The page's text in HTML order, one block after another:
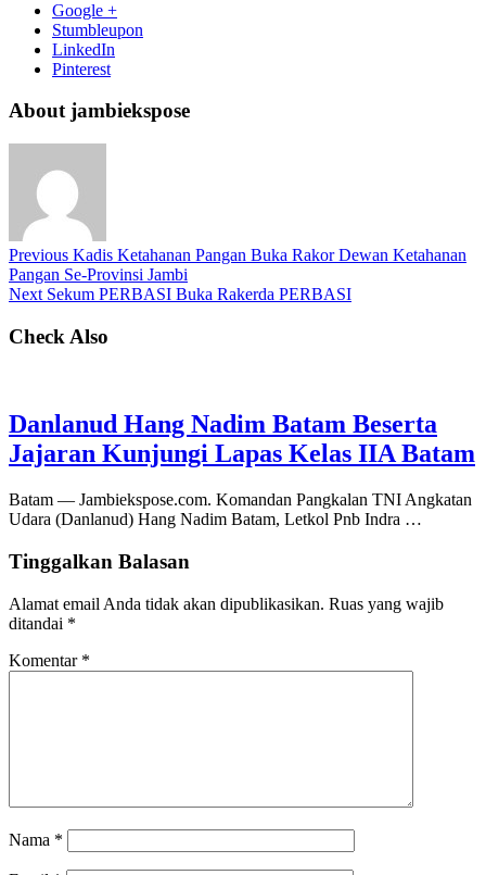
Google +
Stumbleupon
LinkedIn
Pinterest
About jambiekspose
Previous Kadis Ketahanan Pangan Buka Rakor Dewan Ketahanan
Pangan Se-Provinsi Jambi
Next Sekum PERBASI Buka Rakerda PERBASI
Check Also
Danlanud Hang Nadim Batam Beserta
Jajaran Kunjungi Lapas Kelas IIA Batam
Batam — Jambiekspose.com. Komandan Pangkalan TNI Angkatan
Udara (Danlanud) Hang Nadim Batam, Letkol Pnb Indra …
Tinggalkan Balasan
Alamat email Anda tidak akan dipublikasikan. Ruas yang wajib
ditandai *
Komentar *
Nama *